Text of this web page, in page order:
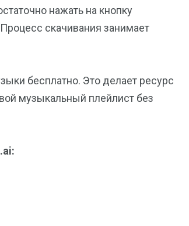
нажать на кнопку
скачивания занимает
бесплатно. Это делает ресурс
музыкальный плейлист без